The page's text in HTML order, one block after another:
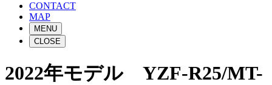
CONTACT
MAP
MENU
CLOSE
2022年モデル YZF-R25/MT-